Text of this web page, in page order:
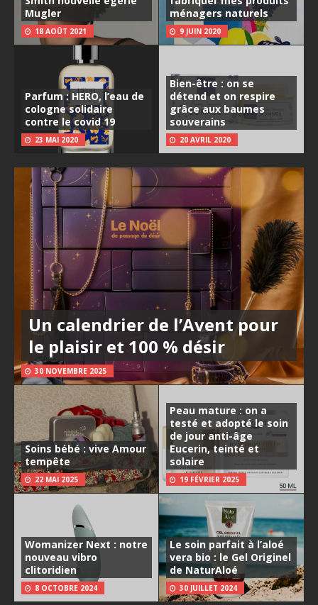
Mugler
18 AOÛT 2021
ménagers naturels
9 JUIN 2020
Parfum : HERO, l’eau de
cologne solidaire
contre le covid 19
23 MAI 2020
Bien-être : on se
détend et on respire
grâce aux baumes
souverains
20 AVRIL 2020
Un calendrier de l’Avent pour
le plaisir et 100 % désir
30 NOVEMBRE 2025
Soins bébé : vive Amour
tempête
22 MAI 2025
Peau mature : on a
testé et adopté le soin
de jour anti-âge
Eucerin, teinté et
solaire
19 FÉVRIER 2025
Womanizer Next : notre
nouveau vibro
clitoridien
8 OCTOBRE 2024
Le soin parfait à l’aloé
vera bio : le Gel Originel
de NaturAloé
30 JUILLET 2024